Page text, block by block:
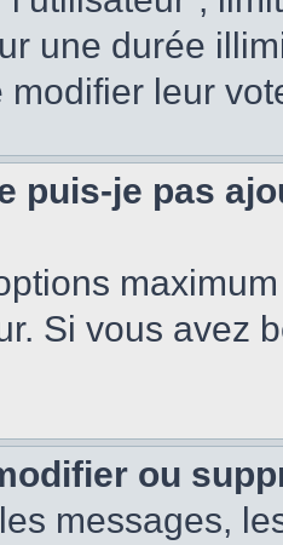
une durée
modifier leur
puis-je pas
Si vous avez
ou
messages,